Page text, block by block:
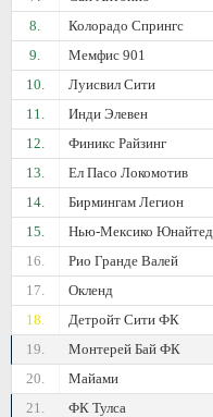
8.
Колорадо Спрингс
9.
Мемфис 901
10.
Луисвил Сити
11.
Инди Элевен
12.
Финикс Райзинг
13.
Ел Пасо Локомотив
14.
Бирмингам Легион
15.
Нью-Мексико Юнайтед
16.
Рио Гранде Валей
17.
Окленд
18.
Детройт Сити ФК
19.
Монтерей Бай ФК
20.
Майами
21.
ФК Тулса